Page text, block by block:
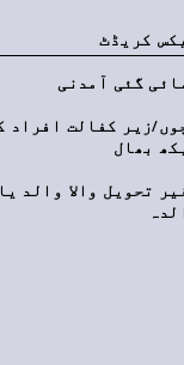
کریڈٹ
گئی آمدنی
زیر کفالت افراد
بھال
تحویل والا والد یا